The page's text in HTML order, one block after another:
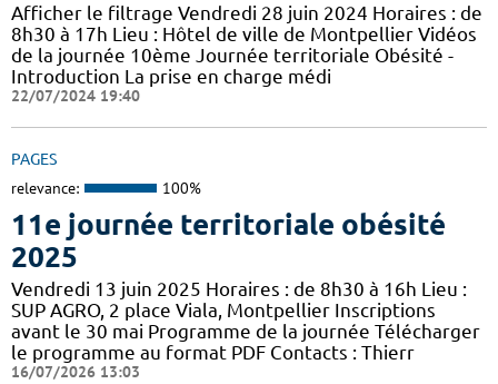
Afficher le filtrage Vendredi 28 juin 2024 Horaires : de
8h30 à 17h Lieu : Hôtel de ville de Montpellier Vidéos
de la journée 10ème Journée territoriale Obésité -
Introduction La prise en charge médi
22/07/2024 19:40
PAGES
relevance: 100%
11e journée territoriale obésité
2025
Vendredi 13 juin 2025 Horaires : de 8h30 à 16h Lieu :
SUP AGRO, 2 place Viala, Montpellier Inscriptions
avant le 30 mai Programme de la journée Télécharger
le programme au format PDF Contacts : Thierr
16/07/2026 13:03